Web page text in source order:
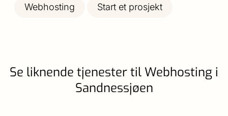
Webhosting Start et prosjekt
Se liknende tjenester til Webhosting i
Sandnessjøen